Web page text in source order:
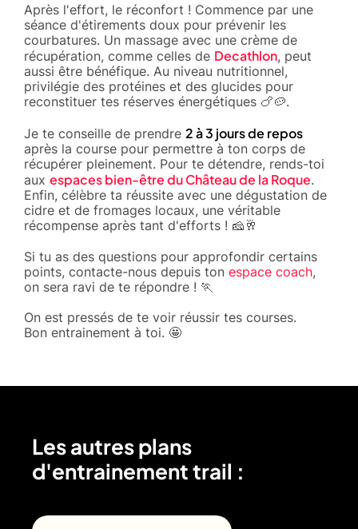
Après l'effort, le réconfort ! Commence par une
séance d'étirements doux pour prévenir les
courbatures. Un massage avec une crème de
récupération, comme celles de Decathlon, peut
aussi être bénéfique. Au niveau nutritionnel,
privilégie des protéines et des glucides pour
reconstituer tes réserves énergétiques 🍗🥔.
Je te conseille de prendre 2 à 3 jours de repos
après la course pour permettre à ton corps de
récupérer pleinement. Pour te détendre, rends-toi
aux espaces bien-être du Château de la Roque.
Enfin, célèbre ta réussite avec une dégustation de
cidre et de fromages locaux, une véritable
récompense après tant d'efforts ! 🧀🥂
Si tu as des questions pour approfondir certains
points, contacte-nous depuis ton espace coach,
on sera ravi de te répondre ! 🏃
On est pressés de te voir réussir tes courses.
Bon entrainement à toi. 🤩
Les autres plans
d'entrainement trail :